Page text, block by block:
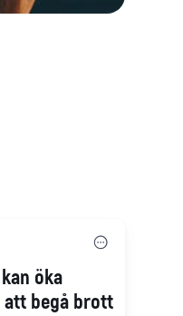
öka
begå brott